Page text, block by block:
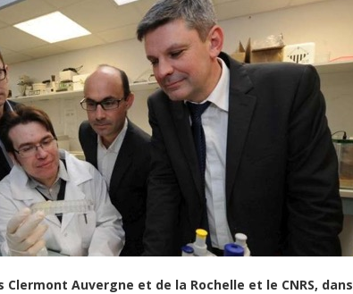
Auvergne et de la Rochelle et le CNRS, dans